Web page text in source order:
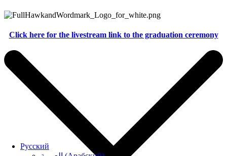
Русский
Click here for the livestream link to the graduation ceremony